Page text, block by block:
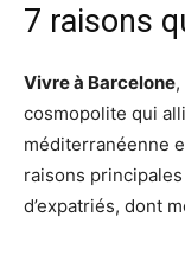
7 raisons
Vivre à Barcelone
cosmopolite qui
méditerranéenne
raisons
d’expatriés, dont